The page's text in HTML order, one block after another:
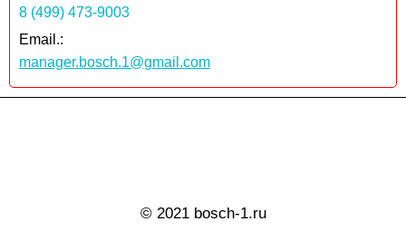
8 (499) 473-9003
Email.:
manager.bosch.1@gmail.com
© 2021 bosch-1.ru